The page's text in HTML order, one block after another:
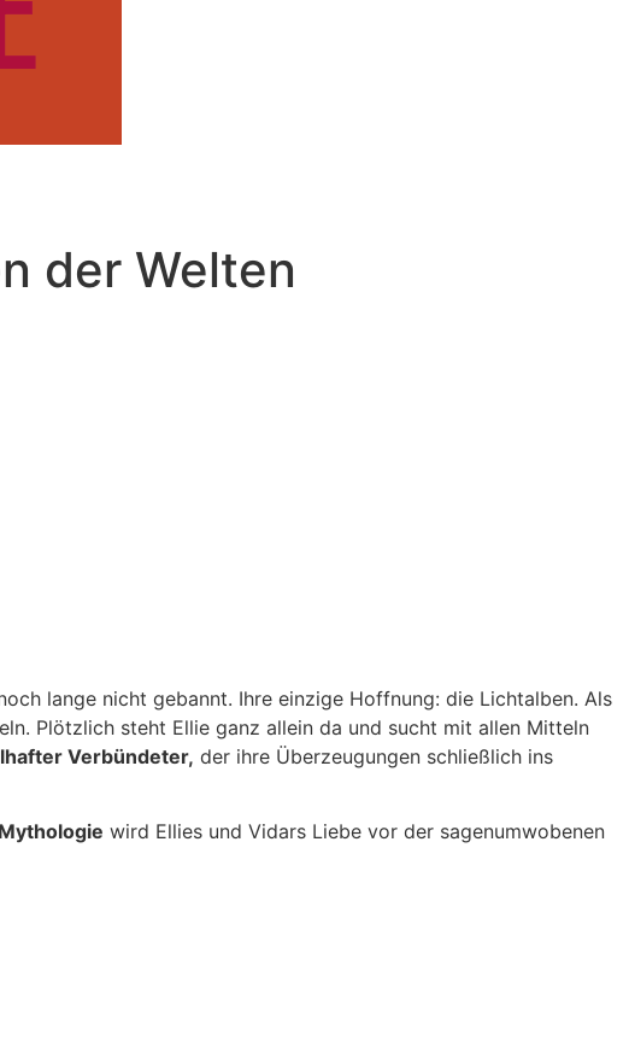
der Welten
lange nicht gebannt. Ihre einzige Hoffnung: die Lichtalben. Als
Plötzlich steht Ellie ganz allein da und sucht mit allen Mitteln
Verbündeter, der ihre Überzeugungen schließlich ins
wird Ellies und Vidars Liebe vor der sagenumwobenen